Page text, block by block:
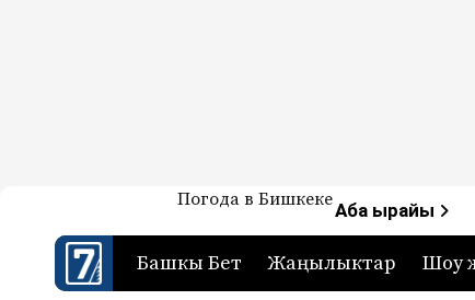
7-канал. Жаңылыктар
Жаңылыктар — Кыргызстан
Погода в БишкекеАба ырайы
Башкы Бет Жаңылыктар Шоу